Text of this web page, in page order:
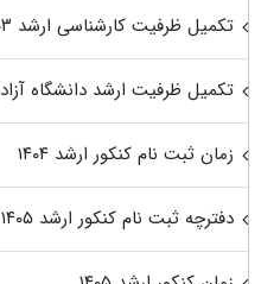
تکمیل ظرفیت کارشناسی ارشد ۱۴۰۳
تکمیل ظرفیت ارشد دانشگاه آزاد ۱۴۰۳
زمان ثبت نام کنکور ارشد ۱۴۰۴
دفترچه ثبت نام کنکور ارشد ۱۴۰۵